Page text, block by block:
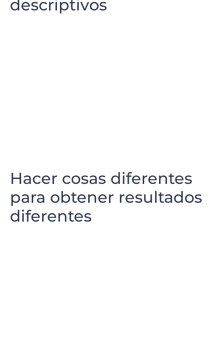
descriptivos
Hacer cosas diferentes
para obtener resultados
diferentes